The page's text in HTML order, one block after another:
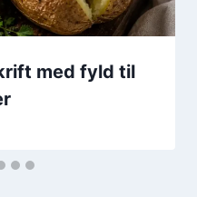
med fyld til